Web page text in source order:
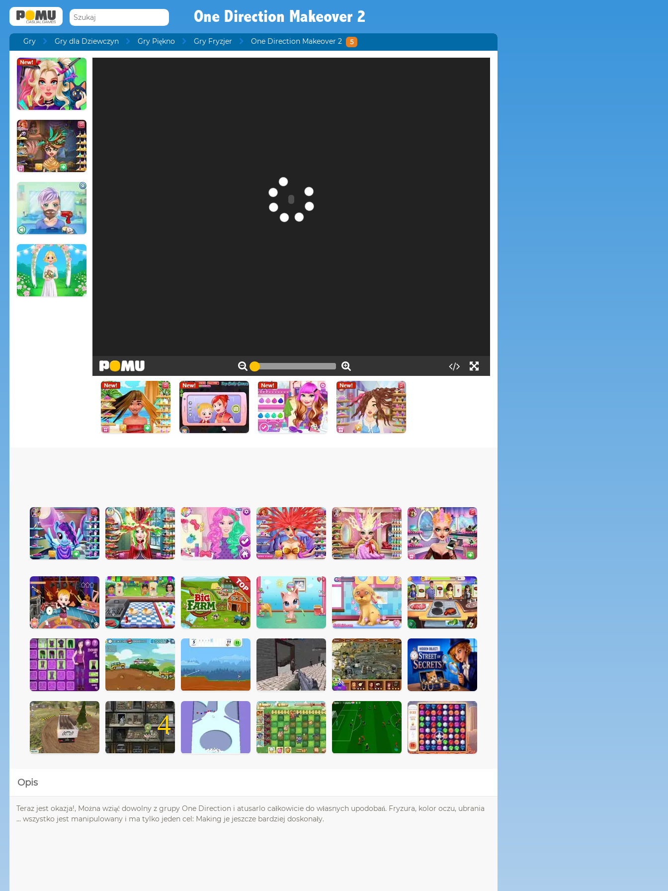
One Direction Makeover 2
Gry Gry dla Dziewczyn Gry Piękno Gry Fryzjer One Direction Makeover 2 5
4
Opis
Teraz jest okazja!, Można wziąć dowolny z grupy One Direction i atusarlo całkowicie do własnych upodobań. Fryzura, kolor oczu, ubrania
... wszystko jest manipulowany i ma tylko jeden cel: Making je jeszcze bardziej doskonały.